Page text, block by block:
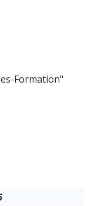
Formation"